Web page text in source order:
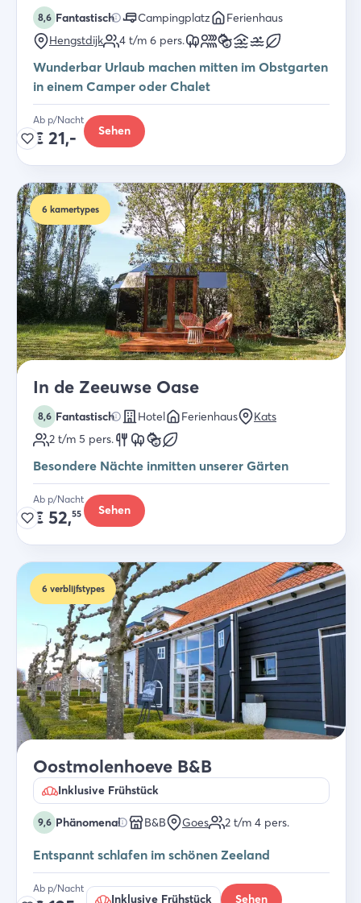
8,6 Fantastisch Campingplatz
Ferienhaus
Hengstdijk
4 t/m 6 pers.
Wunderbar Urlaub machen mitten im Obstgarten
in einem Camper oder Chalet
Ab p/Nacht
€ 21,- Sehen
6 kamertypes
In de Zeeuwse Oase
8,6 Fantastisch Hotel Ferienhaus
Kats
2 t/m 5 pers.
Besondere Nächte inmitten unserer Gärten
Ab p/Nacht
€ 52,55 Sehen
6 verblijfstypes
Oostmolenhoeve B&B
Inklusive Frühstück
9,6 Phänomenal B&B Goes 2 t/m 4 pers.
Entspannt schlafen im schönen Zeeland
Ab p/Nacht
Inklusive Frühstück Sehen